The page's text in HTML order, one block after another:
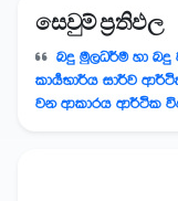
සෙවුම් ප්‍රතිඵල
බදු මුලධර්ම හා බදු
කාර්‍යභාර්ය සාර්ව
වන ආකාරය ආර්ථික